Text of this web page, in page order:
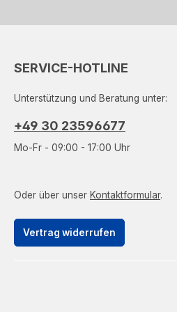
SERVICE-HOTLINE
Unterstützung und Beratung unter:
+49 30 23596677
Mo-Fr - 09:00 - 17:00 Uhr
Oder über unser Kontaktformular.
Vertrag widerrufen